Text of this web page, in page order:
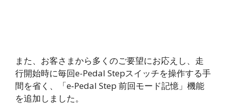
また、お客さまから多くのご要望にお応えし、走
行開始時に毎回e-Pedal Stepスイッチを操作する手
間を省く、「e‑Pedal Step 前回モード記憶」機能
を追加しました。